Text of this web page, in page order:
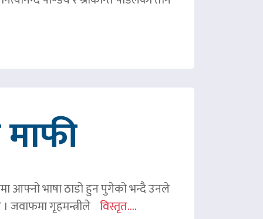
आफ्नो भाषा ठाडो हुन पुगेको भन्दै उनले
जवाफमा गृहमन्त्रीले विस्तृत....